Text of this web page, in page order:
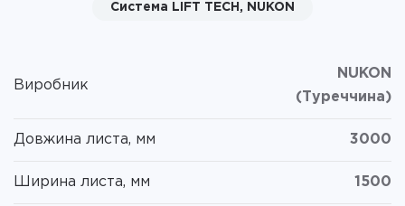
Система LIFT TECH, NUKON
Виробник
NUKON
(Туреччина)
Довжина листа, мм 3000
Ширина листа, мм 1500